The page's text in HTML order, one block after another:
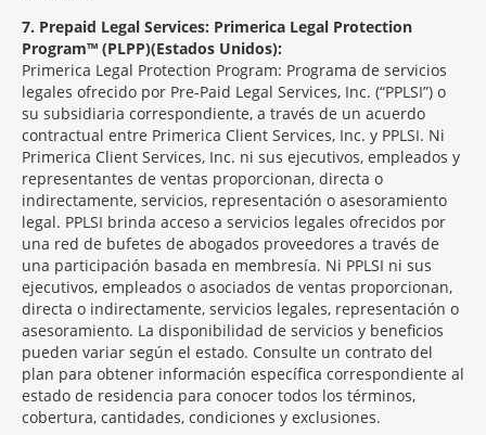
7 Prepaid Legal Services: Primerica Legal Protection
Program™ (PLPP)(Estados Unidos):
Primerica Legal Protection Program: Programa de servicios
legales ofrecido por Pre-Paid Legal Services, Inc. (“PPLSI”) o
su subsidiaria correspondiente, a través de un acuerdo
contractual entre Primerica Client Services, Inc. y PPLSI. Ni
Primerica Client Services, Inc. ni sus ejecutivos, empleados y
representantes de ventas proporcionan, directa o
indirectamente, servicios, representación o asesoramiento
legal. PPLSI brinda acceso a servicios legales ofrecidos por
una red de bufetes de abogados proveedores a través de
una participación basada en membresía. Ni PPLSI ni sus
ejecutivos, empleados o asociados de ventas proporcionan,
directa o indirectamente, servicios legales, representación o
asesoramiento. La disponibilidad de servicios y beneficios
pueden variar según el estado. Consulte un contrato del
plan para obtener información específica correspondiente al
estado de residencia para conocer todos los términos,
cobertura, cantidades, condiciones y exclusiones.